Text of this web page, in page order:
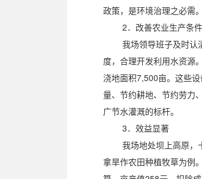
政策，是环境治理之必需。
2．改善农业生产条件
我场领导班子及时认清
度，合理开发利用水资源
浇地面积7,500亩。这些
量、节约耕地、节约劳力
广节水灌溉的标杆。
3．效益显著
我场地处坝上高原，十
拿旱作农田种植牧草为例